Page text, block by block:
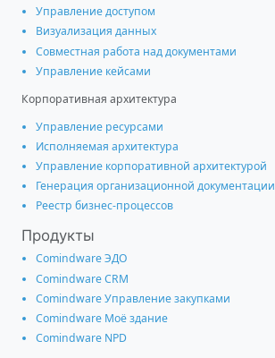
Управление доступом
Визуализация данных
Совместная работа над документами
Управление кейсами
Корпоративная архитектура
Управление ресурсами
Исполняемая архитектура
Управление корпоративной архитектурой
Генерация организационной документации
Реестр бизнес-процессов
Продукты
Comindware ЭДО
Comindware CRM
Comindware Управление закупками
Comindware Моё здание
Comindware NPD